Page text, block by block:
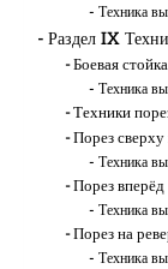
Техника
Раздел IX
Боевая
Техника
Техники
Порез сверху
Техника
Порез вперёд
Техника
Порез на
Техника